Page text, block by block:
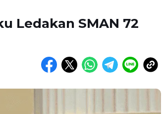
Ledakan SMAN 72